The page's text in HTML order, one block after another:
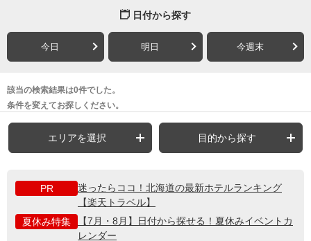
日付から探す
今日 明日 今週末
該当の検索結果は0件でした。
条件を変えてお探しください。
エリアを選択 目的から探す
PR
迷ったらココ！北海道の最新ホテルランキング
【楽天トラベル】
夏休み特集
【7月・8月】日付から探せる！夏休みイベントカ
レンダー